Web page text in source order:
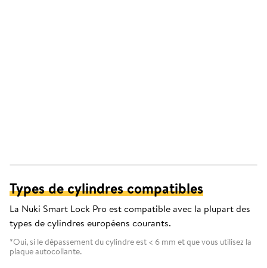
Types de cylindres compatibles
La Nuki Smart Lock Pro est compatible avec la plupart des
types de cylindres européens courants.
*Oui, si le dépassement du cylindre est < 6 mm et que vous utilisez la
plaque autocollante.